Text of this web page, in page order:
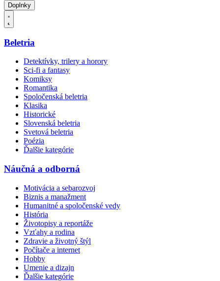
Doplnky
Beletria
Detektívky, trilery a horory
Sci-fi a fantasy
Komiksy
Romantika
Spoločenská beletria
Klasika
Historické
Slovenská beletria
Svetová beletria
Poézia
Ďalšie kategórie
Náučná a odborná
Motivácia a sebarozvoj
Biznis a manažment
Humanitné a spoločenské vedy
História
Životopisy a reportáže
Vzťahy a rodina
Zdravie a životný štýl
Počítače a internet
Hobby
Umenie a dizajn
Ďalšie kategórie